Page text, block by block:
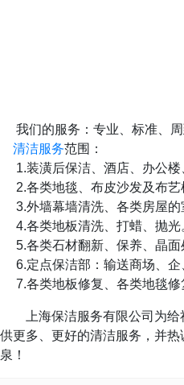
我们的服务：专业、标准、周
清洁服务范围：
1.装潢后保洁、酒店、办公楼
2.各类地毯、布皮沙发及布艺
3.外墙幕墙清洗、各类房屋的
4.各类地板清洗、打蜡、抛光
5.各类石材翻新、保养、晶面
6.定点保洁部：输送商场、企
7.各类地板修复、各类地毯修
上海保洁服务有限公司为
供更多、更好的清洁服务，并
泉！